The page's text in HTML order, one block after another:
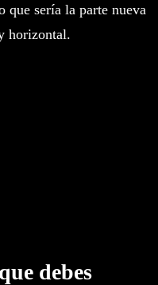
que sería la parte nueva
horizontal.
debes